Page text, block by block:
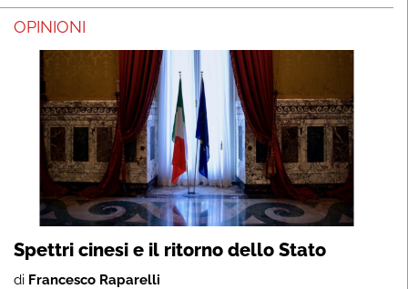
OPINIONI
Spettri cinesi e il ritorno dello Stato
di Francesco Raparelli